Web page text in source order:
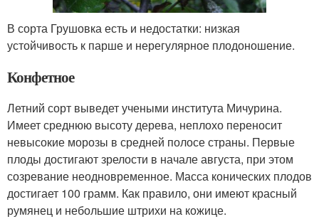
В сорта Грушовка есть и недостатки: низкая
устойчивость к парше и нерегулярное плодоношение.
Конфетное
Летний сорт выведет учеными института Мичурина.
Имеет среднюю высоту дерева, неплохо переносит
невысокие морозы в средней полосе страны. Первые
плоды достигают зрелости в начале августа, при этом
созревание неодновременное. Масса конических плодов
достигает 100 грамм. Как правило, они имеют красный
румянец и небольшие штрихи на кожице.